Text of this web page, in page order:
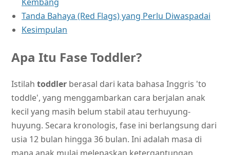
Tanda Bahaya (Red Flags) yang Perlu Diwaspadai
Kesimpulan
Apa Itu Fase Toddler?
Istilah toddler berasal dari kata bahasa Inggris 'to
toddle', yang menggambarkan cara berjalan anak
kecil yang masih belum stabil atau terhuyung-
huyung. Secara kronologis, fase ini berlangsung dari
usia 12 bulan hingga 36 bulan. Ini adalah masa di